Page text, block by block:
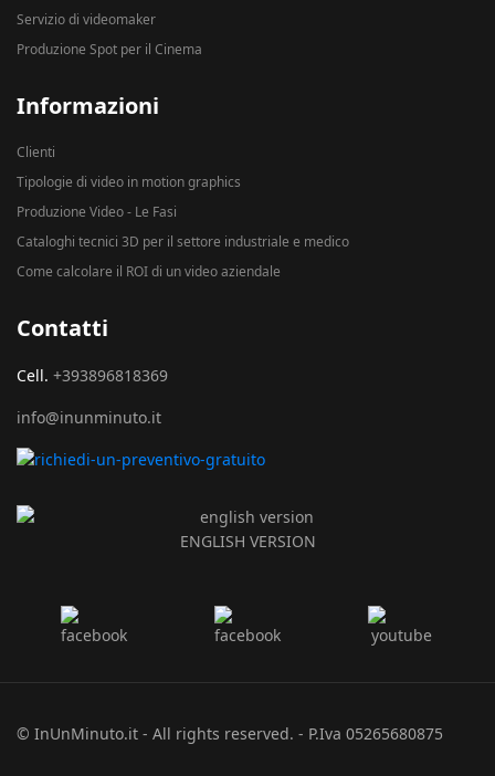
Servizio di videomaker
Produzione Spot per il Cinema
Informazioni
Clienti
Tipologie di video in motion graphics
Produzione Video - Le Fasi
Cataloghi tecnici 3D per il settore industriale e medico
Come calcolare il ROI di un video aziendale
Contatti
Cell. +393896818369
info@inunminuto.it
ENGLISH VERSION
© InUnMinuto.it - All rights reserved. - P.Iva 05265680875